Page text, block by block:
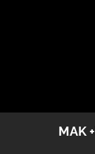
MAK +